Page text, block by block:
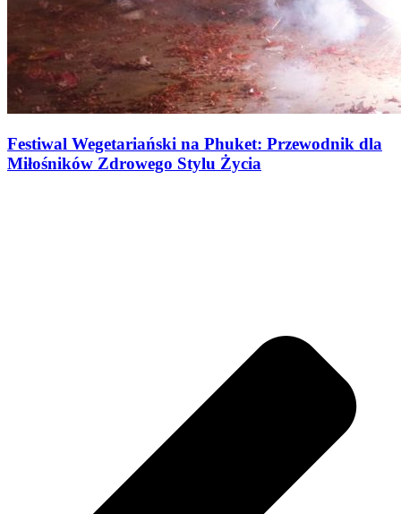
Festiwal Wegetariański na Phuket: Przewodnik dla
Miłośników Zdrowego Stylu Życia